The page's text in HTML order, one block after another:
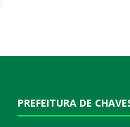
PREFEITURA DE